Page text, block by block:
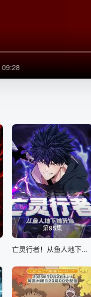
第95集
亡灵行者！从鱼人地下城开始 动态漫画